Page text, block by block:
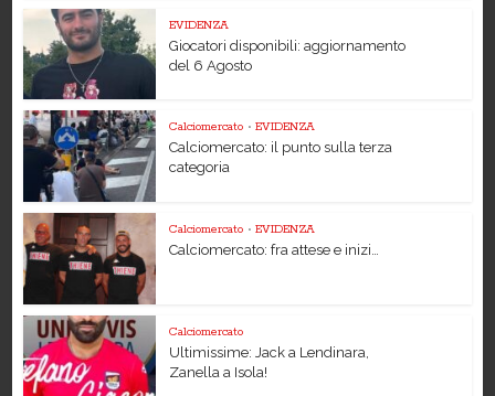
EVIDENZA
Giocatori disponibili: aggiornamento
del 6 Agosto
Calciomercato • EVIDENZA
Calciomercato: il punto sulla terza
categoria
Calciomercato • EVIDENZA
Calciomercato: fra attese e inizi…
Calciomercato
Ultimissime: Jack a Lendinara,
Zanella a Isola!